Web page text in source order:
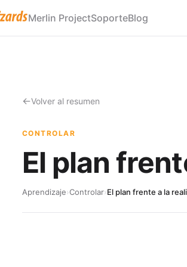
Merlin ProjectSoporteBlog
Volver al resumen
CONTROLAR
El plan
Aprendizaje›Controlar›El plan frente a la